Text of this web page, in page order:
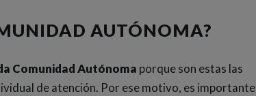
AUTÓNOMA?
Comunidad Autónoma porque son estas las
de atención. Por ese motivo, es importante